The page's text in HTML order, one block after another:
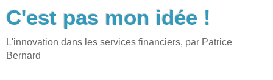
C'est pas mon idée !
L'innovation dans les services financiers, par Patrice
Bernard